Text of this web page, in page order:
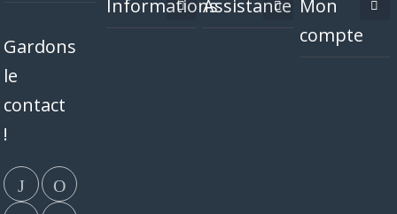
Gardons
le
contact
!
InformationsAssistance Mon
compte